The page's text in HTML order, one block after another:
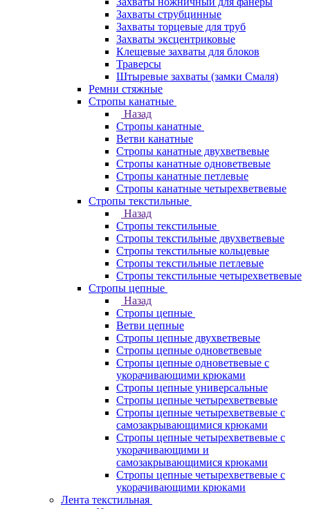
Захваты струбцинные
Захваты торцевые для труб
Захваты эксцентриковые
Клещевые захваты для блоков
Траверсы
Штыревые захваты (замки Смаля)
Ремни стяжные
Стропы канатные
Назад
Стропы канатные
Ветви канатные
Стропы канатные двухветвевые
Стропы канатные одноветвевые
Стропы канатные петлевые
Стропы канатные четырехветвевые
Стропы текстильные
Назад
Стропы текстильные
Стропы текстильные двухветвевые
Стропы текстильные кольцевые
Стропы текстильные петлевые
Стропы текстильные четырехветвевые
Стропы цепные
Назад
Стропы цепные
Ветви цепные
Стропы цепные двухветвевые
Стропы цепные одноветвевые
Стропы цепные одноветвевые с
укорачивающими крюками
Стропы цепные универсальные
Стропы цепные четырехветвевые
Стропы цепные четырехветвевые с
самозакрывающимися крюками
Стропы цепные четырехветвевые с
укорачивающими и
самозакрывающимися крюками
Стропы цепные четырехветвевые с
укорачивающими крюками
Лента текстильная